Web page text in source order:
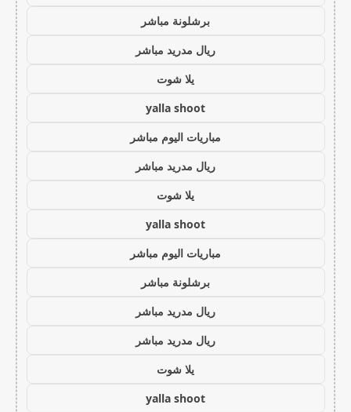
برشلونة مباشر
ريال مدريد مباشر
يلا شوت
yalla shoot
مباريات اليوم مباشر
ريال مدريد مباشر
يلا شوت
yalla shoot
مباريات اليوم مباشر
برشلونة مباشر
ريال مدريد مباشر
ريال مدريد مباشر
يلا شوت
yalla shoot